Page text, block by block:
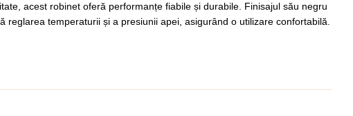
acest robinet oferă performanțe fiabile și durabile. Finisajul său negru
temperaturii și a presiunii apei, asigurând o utilizare confortabilă.